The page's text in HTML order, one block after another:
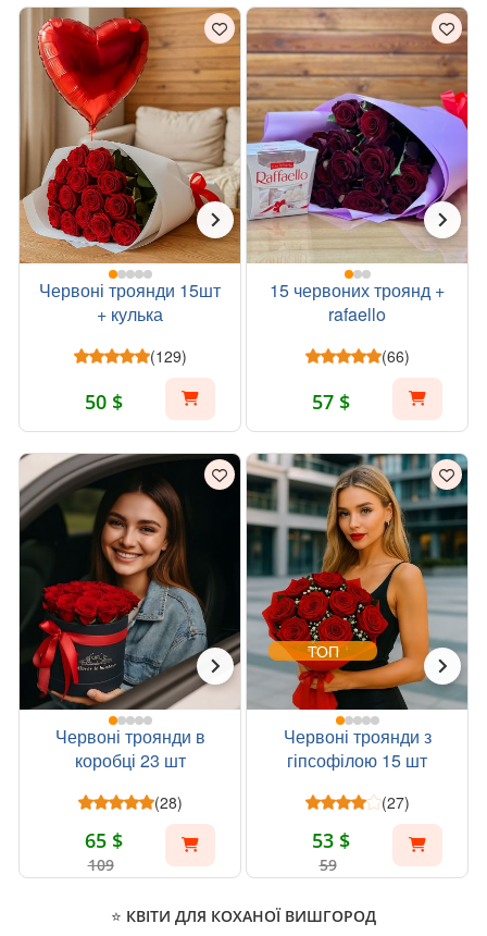
Червоні троянди 15шт
+ кулька
(129)
50 $
15 червоних троянд +
rafaello
(66)
57 $
Червоні троянди в
коробці 23 шт
(28)
65 $
109
ТОП
Червоні троянди з
гіпсофілою 15 шт
(27)
53 $
59
⭐ КВІТИ ДЛЯ КОХАНОЇ ВИШГОРОД